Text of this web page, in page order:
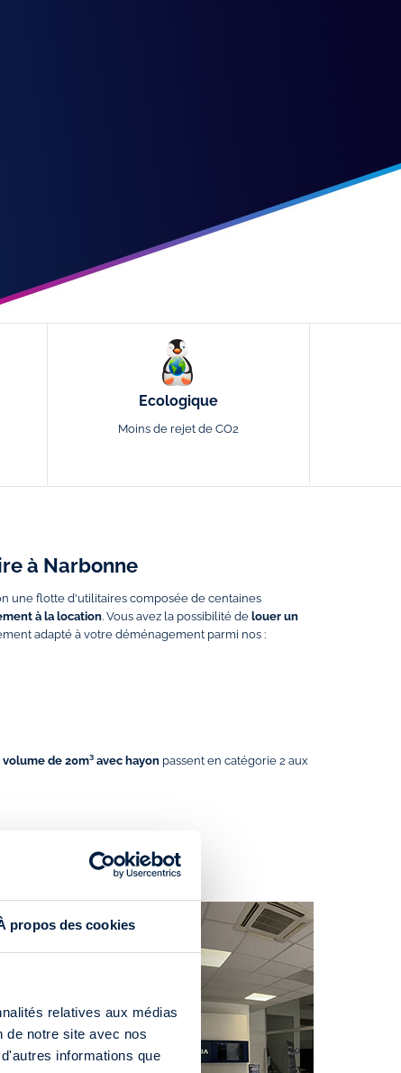
propos des cookies
relatives aux médias
de notre site avec nos
informations que
Ecologique
Moins de rejet de CO2
à Narbonne
une flotte d'utilitaires composée de centaines
à la location. Vous avez la possibilité de louer un
adapté à votre déménagement parmi nos :
de 20m³ avec hayon passent en catégorie 2 aux